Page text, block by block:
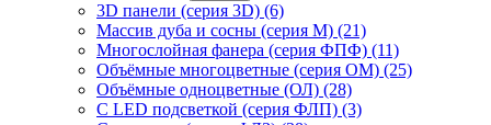
3D панели (серия 3D) (6)
Массив дуба и сосны (серия М) (21)
Многослойная фанера (серия ФПФ) (11)
Объёмные многоцветные (серия ОМ) (25)
Объёмные одноцветные (ОЛ) (28)
С LED подсветкой (серия ФЛП) (3)